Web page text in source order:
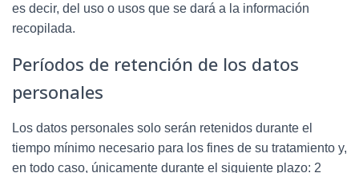
es decir, del uso o usos que se dará a la información
recopilada.
Períodos de retención de los datos
personales
Los datos personales solo serán retenidos durante el
tiempo mínimo necesario para los fines de su tratamiento y,
en todo caso, únicamente durante el siguiente plazo: 2